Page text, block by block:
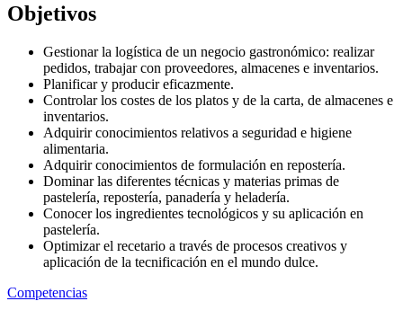
Objetivos
Gestionar la logística de un negocio gastronómico: realizar
pedidos, trabajar con proveedores, almacenes e inventarios.
Planificar y producir eficazmente.
Controlar los costes de los platos y de la carta, de almacenes e
inventarios.
Adquirir conocimientos relativos a seguridad e higiene
alimentaria.
Adquirir conocimientos de formulación en repostería.
Dominar las diferentes técnicas y materias primas de
pastelería, repostería, panadería y heladería.
Conocer los ingredientes tecnológicos y su aplicación en
pastelería.
Optimizar el recetario a través de procesos creativos y
aplicación de la tecnificación en el mundo dulce.
Competencias